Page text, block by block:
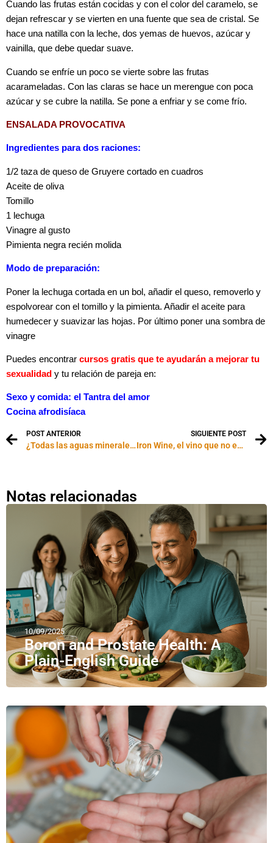
Cuando las frutas están cocidas y con el color del caramelo, se
dejan refrescar y se vierten en una fuente que sea de cristal. Se
hace una natilla con la leche, dos yemas de huevos, azúcar y
vainilla, que debe quedar suave.
Cuando se enfríe un poco se vierte sobre las frutas
acarameladas. Con las claras se hace un merengue con poca
azúcar y se cubre la natilla. Se pone a enfriar y se come frío.
ENSALADA PROVOCATIVA
Ingredientes para dos raciones:
1/2 taza de queso de Gruyere cortado en cuadros
Aceite de oliva
Tomillo
1 lechuga
Vinagre al gusto
Pimienta negra recién molida
Modo de preparación:
Poner la lechuga cortada en un bol, añadir el queso, removerlo y
espolvorear con el tomillo y la pimienta. Añadir el aceite para
humedecer y suavizar las hojas. Por último poner una sombra de
vinagre
Puedes encontrar cursos gratis que te ayudarán a mejorar tu
sexualidad y tu relación de pareja en:
Sexo y comida: el Tantra del amor
Cocina afrodisíaca
POST ANTERIOR
¿Todas las aguas minerales son iguales?
SIGUIENTE POST
Iron Wine, el vino que no estabas esperando
Notas relacionadas
10/09/2025
Boron and Prostate Health: A
Plain-English Guide